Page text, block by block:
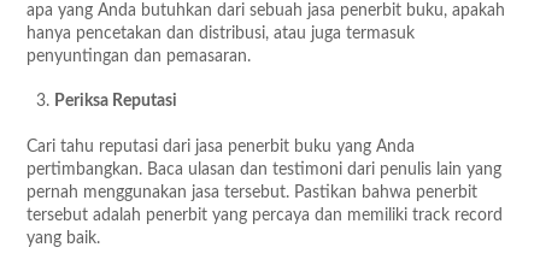
apa yang Anda butuhkan dari sebuah jasa penerbit buku, apakah
hanya pencetakan dan distribusi, atau juga termasuk
penyuntingan dan pemasaran.
Periksa Reputasi
Cari tahu reputasi dari jasa penerbit buku yang Anda
pertimbangkan. Baca ulasan dan testimoni dari penulis lain yang
pernah menggunakan jasa tersebut. Pastikan bahwa penerbit
tersebut adalah penerbit yang percaya dan memiliki track record
yang baik.